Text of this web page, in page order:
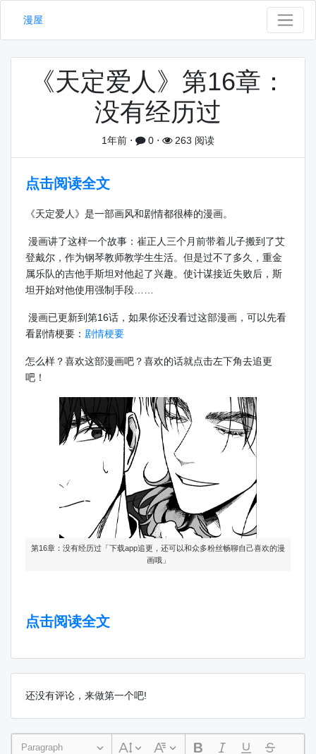
漫屋
《天定爱人》第16章：
没有经历过
1年前 ⋅ 0 ⋅ 263 阅读
点击阅读全文
《天定爱人》是一部画风和剧情都很棒的漫画。
漫画讲了这样一个故事：崔正人三个月前带着儿子搬到了艾
登戴尔，作为钢琴教师教学生生活。但是过不了多久，重金
属乐队的吉他手斯坦对他起了兴趣。使计谋接近失败后，斯
坦开始对他使用强制手段……
漫画已更新到第16话，如果你还没看过这部漫画，可以先看
看剧情梗要： 剧情梗要
怎么样？喜欢这部漫画吧？喜欢的话就点击左下角去追更
吧！
第16章：没有经历过「下载app追更，还可以和众多粉丝畅聊自己喜欢的漫
画哦」
点击阅读全文
还没有评论，来做第一个吧!
Paragraph